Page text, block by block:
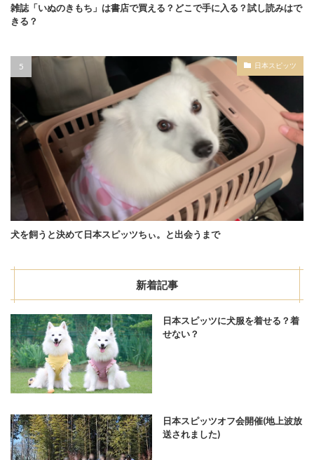
雑誌「いぬのきもち」は書店で買える？どこで手に入る？試し読みはで
きる？
日本スピッツ
犬を飼うと決めて日本スピッツちぃ。と出会うまで
新着記事
日本スピッツに犬服を着せる？着
せない？
日本スピッツオフ会開催(地上波放
送されました)